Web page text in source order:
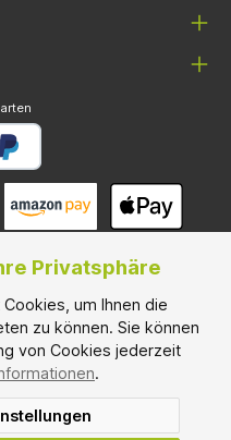
Privatsphäre
um Ihnen die
zu können. Sie können
von Cookies jederzeit
.